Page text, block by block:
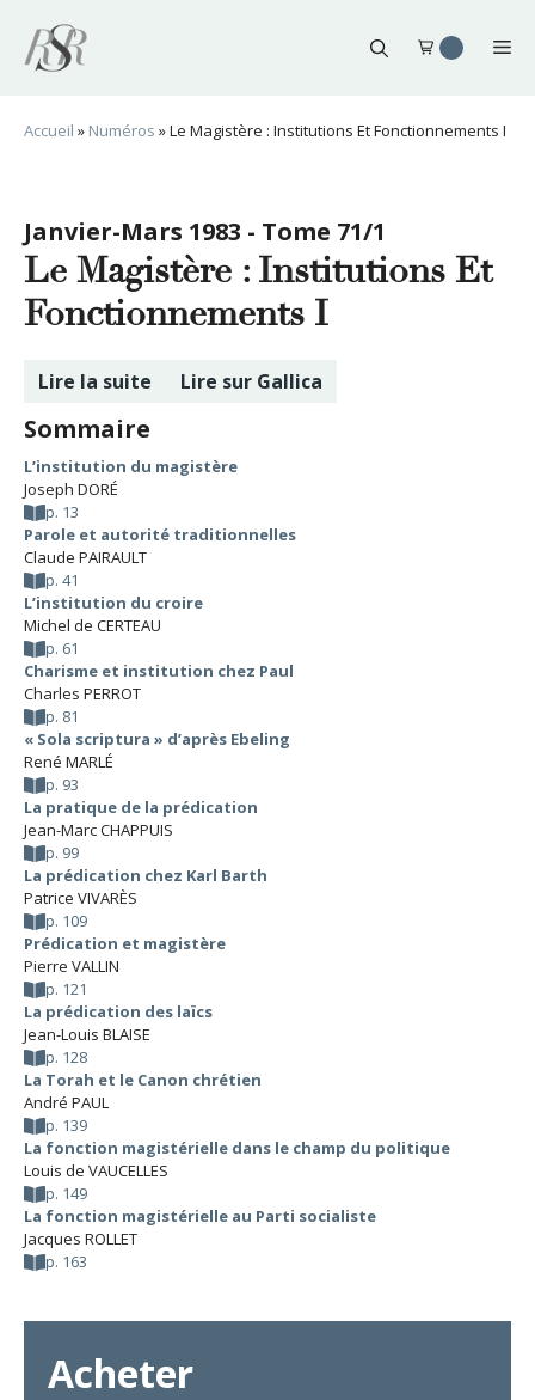
contenu
Accueil » Numéros »Le Magistère : Institutions Et Fonctionnements I
Janvier-Mars 1983 - Tome 71/1
Le Magistère : Institutions Et
Fonctionnements I
Lire la suite Lire sur Gallica
Sommaire
L’institution du magistère
Joseph DORÉ
p. 13
Parole et autorité traditionnelles
Claude PAIRAULT
p. 41
L’institution du croire
Michel de CERTEAU
p. 61
Charisme et institution chez Paul
Charles PERROT
p. 81
« Sola scriptura » d’après Ebeling
René MARLÉ
p. 93
La pratique de la prédication
Jean-Marc CHAPPUIS
p. 99
La prédication chez Karl Barth
Patrice VIVARÈS
p. 109
Prédication et magistère
Pierre VALLIN
p. 121
La prédication des laïcs
Jean-Louis BLAISE
p. 128
La Torah et le Canon chrétien
André PAUL
p. 139
La fonction magistérielle dans le champ du politique
Louis de VAUCELLES
p. 149
La fonction magistérielle au Parti socialiste
Jacques ROLLET
p. 163
Acheter